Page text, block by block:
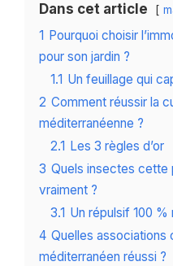
Dans cet article
1 Pourquoi choisir
pour son jardin ?
1.1 Un feuillage qui
2 Comment réussir la
méditerranéenne ?
2.1 Les 3 règles d’or
3 Quels insectes cette
vraiment ?
3.1 Un répulsif 100 %
4 Quelles associations
méditerranéen réussi ?